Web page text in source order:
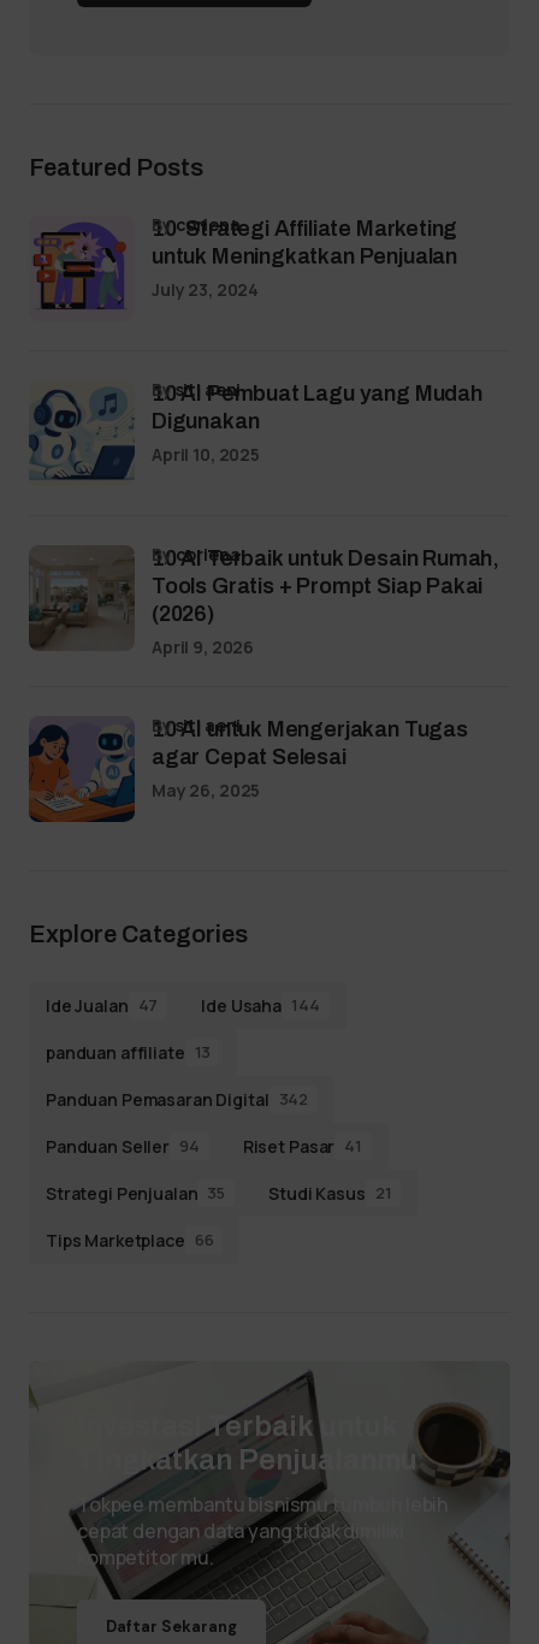
Featured Posts
10 Strategi Affiliate Marketing
untuk Meningkatkan Penjualan
bycoriena
July 23, 2024
10 AI Pembuat Lagu yang Mudah
Digunakan
bysiti aeni
April 10, 2025
10 AI Terbaik untuk Desain Rumah,
Tools Gratis + Prompt Siap Pakai
(2026)
bycoriena
April 9, 2026
10 AI untuk Mengerjakan Tugas
agar Cepat Selesai
bysiti aeni
May 26, 2025
Explore Categories
Ide Jualan 47 Ide Usaha 144
panduan affiliate 13
Panduan Pemasaran Digital 342
Panduan Seller 94 Riset Pasar 41
Strategi Penjualan 35 Studi Kasus 21
Tips Marketplace 66
Investasi Terbaik untuk
Tingkatkan Penjualanmu
Tokpee membantu bisnismu tumbuh lebih
cepat dengan data yang tidak dimiliki
kompetitor mu.
Daftar Sekarang